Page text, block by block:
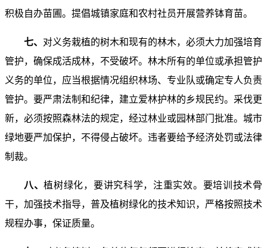
积极自办苗圃。提倡城镇家庭和农村社员开展营养钵育苗。
七、 对义务栽植的树木和现有的林木，必须大力加强培育
管护，确保成活成林，不受破坏。林木所有的单位或承担管护
义务的单位，应当根据情况组织林场、专业队或确定专人负责
管护。要严肃法制和纪律，建立爱林护林的乡规民约。采伐更
新，必须按照森林法的规定，经过林业或园林部门批准。城市
绿地要严加保护，不得侵占破坏。违者要给予经济处罚或法律
制裁。
八、植树绿化，要讲究科学，注重实效。要培训技术骨
干，加强技术指导，普及植树绿化的技术知识，严格按照技术
规程办事，保证质量。